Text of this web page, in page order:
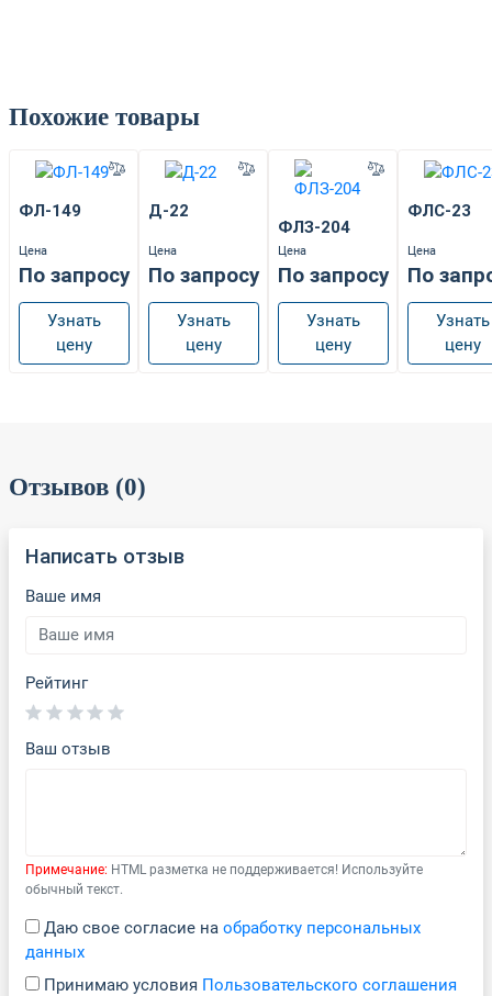
Похожие товары
ФЛ-149
Цена
По запросу
Узнать
цену
Д-22
Цена
По запросу
Узнать
цену
ФЛЗ-204
Цена
По запросу
Узнать
цену
ФЛС-23
Цена
По
Узнать
цену
Отзывов (0)
Написать отзыв
Ваше имя
Рейтинг
Ваш отзыв
Примечание: HTML разметка не поддерживается! Используйте
обычный текст.
Даю свое согласие на обработку персональных
данных
Принимаю условия Пользовательского соглашения